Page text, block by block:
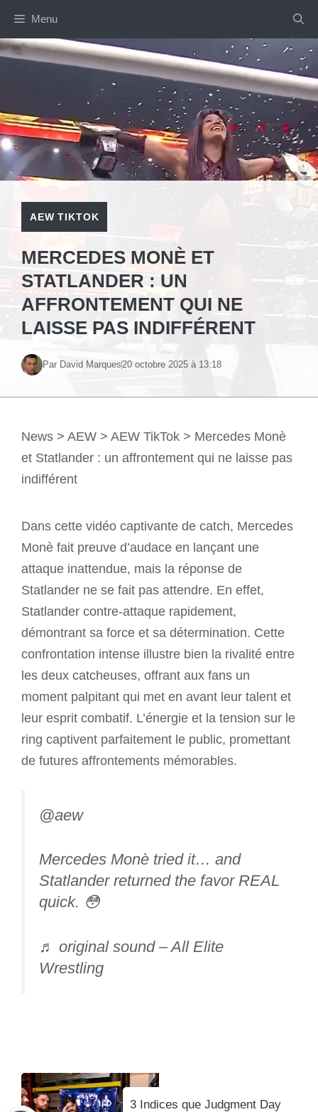
contenu
Menu
AEW TIKTOK
MERCEDES MONÈ ET
STATLANDER : UN
AFFRONTEMENT QUI NE
LAISSE PAS INDIFFÉRENT
Par David Marques20 octobre 2025 à 13:18
News > AEW > AEW TikTok > Mercedes Monè
et Statlander : un affrontement qui ne laisse pas
indifférent
Dans cette vidéo captivante de catch, Mercedes
Monè fait preuve d’audace en lançant une
attaque inattendue, mais la réponse de
Statlander ne se fait pas attendre. En effet,
Statlander contre-attaque rapidement,
démontrant sa force et sa détermination. Cette
confrontation intense illustre bien la rivalité entre
les deux catcheuses, offrant aux fans un
moment palpitant qui met en avant leur talent et
leur esprit combatif. L’énergie et la tension sur le
ring captivent parfaitement le public, promettant
de futures affrontements mémorables.
@aew
Mercedes Monè tried it… and
Statlander returned the favor REAL
quick. 😳
♬ original sound – All Elite
Wrestling
3 Indices que Judgment Day